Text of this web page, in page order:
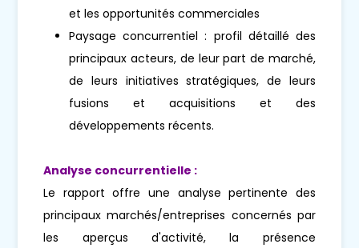
et les opportunités commerciales
Paysage concurrentiel : profil détaillé des
principaux acteurs, de leur part de marché,
de leurs initiatives stratégiques, de leurs
fusions et acquisitions et des
développements récents.
Analyse concurrentielle :
Le rapport offre une analyse pertinente des
principaux marchés/entreprises concernés par
les aperçus d'activité, la présence